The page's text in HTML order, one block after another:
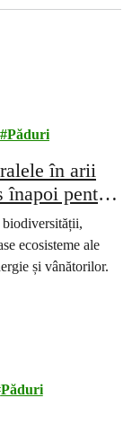
Păduri
în arii
înapoi pentru
biodiversității,
ecosisteme ale
și vânătorilor.
Păduri